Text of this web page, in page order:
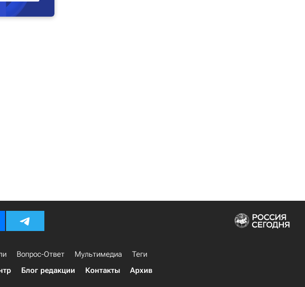
Вопрос-Ответ Мультимедиа
Теги
Блог редакции Контакты Архив